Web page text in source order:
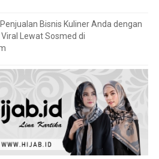
Bisnis Kuliner Anda dengan
Lewat Sosmed di